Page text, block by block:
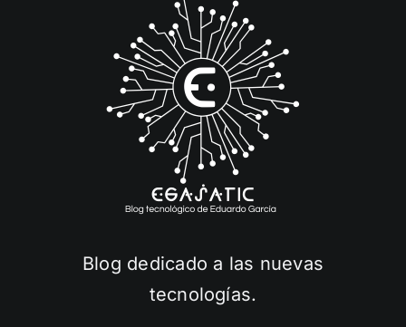
Blog dedicado a las nuevas
tecnologías.